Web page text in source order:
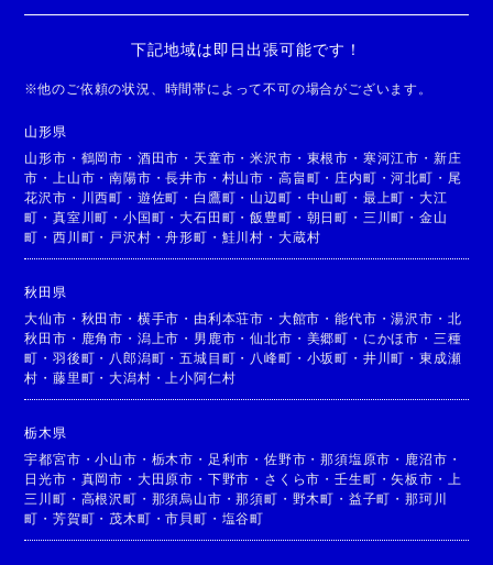
下記地域は即日出張可能です！
※他のご依頼の状況、時間帯によって不可の場合がございます。
山形県
山形市 ・ 鶴岡市 ・ 酒田市 ・ 天童市 ・米沢市 ・ 東根市 ・ 寒河江市 ・ 新庄
市 ・ 上山市 ・南陽市 ・長井市 ・ 村山市 ・ 高畠町 ・ 庄内町 ・河北町 ・ 尾
花沢市 ・ 川西町 ・ 遊佐町 ・ 白鷹町 ・ 山辺町 ・ 中山町 ・ 最上町 ・ 大江
町 ・真室川町 ・小国町 ・大石田町 ・飯豊町 ・ 朝日町 ・ 三川町 ・ 金山
町 ・西川町 ・ 戸沢村 ・舟形町 ・ 鮭川村 ・ 大蔵村
秋田県
大仙市 ・ 秋田市 ・ 横手市 ・ 由利本荘市 ・ 大館市 ・能代市 ・湯沢市 ・ 北
秋田市 ・ 鹿角市 ・ 潟上市 ・ 男鹿市 ・仙北市 ・ 美郷町 ・ にかほ市 ・ 三種
町 ・羽後町 ・ 八郎潟町 ・五城目町 ・ 八峰町 ・ 小坂町 ・ 井川町 ・ 東成瀬
村 ・藤里町 ・大潟村 ・ 上小阿仁村
栃木県
宇都宮市 ・小山市 ・ 栃木市 ・ 足利市 ・佐野市 ・那須塩原市 ・ 鹿沼市 ・
日光市 ・ 真岡市 ・ 大田原市 ・ 下野市 ・ さくら市 ・壬生町 ・矢板市 ・
上
三川町 ・ 高根沢町 ・ 那須烏山市 ・那須町 ・ 野木町 ・ 益子町 ・那珂川
町 ・芳賀町 ・ 茂木町 ・市貝町 ・ 塩谷町